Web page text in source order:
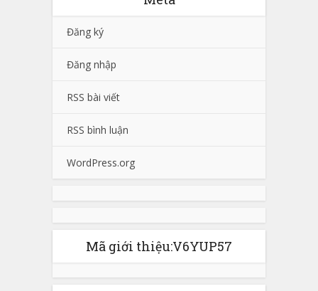
Đăng ký
Đăng nhập
RSS bài viết
RSS bình luận
WordPress.org
Mã giới thiệu:V6YUP57